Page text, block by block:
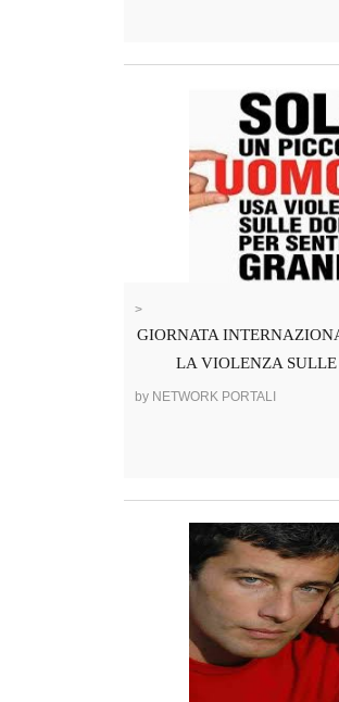
>
GIORNATA
LA VIOLENZA
by NETWORK PORTALI